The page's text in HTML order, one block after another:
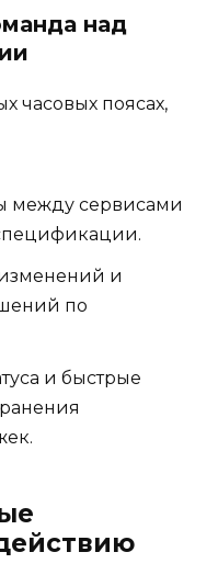
над
часовых поясах,
между сервисами
и
по
и быстрые